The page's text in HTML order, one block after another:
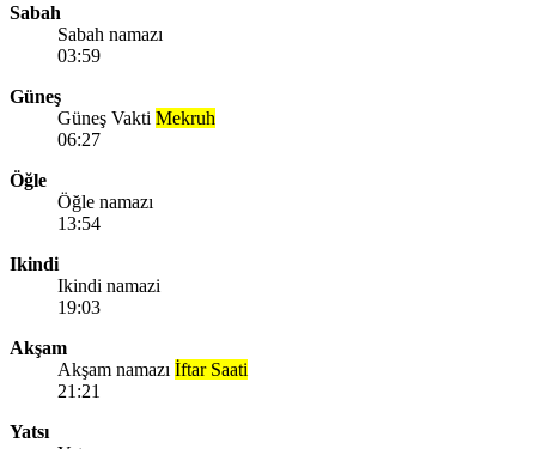
Sabah
Sabah namazı
03:59
Güneş
Güneş Vakti Mekruh
06:27
Öğle
Öğle namazı
13:54
Ikindi
Ikindi namazi
19:03
Akşam
Akşam namazı İftar Saati
21:21
Yatsı